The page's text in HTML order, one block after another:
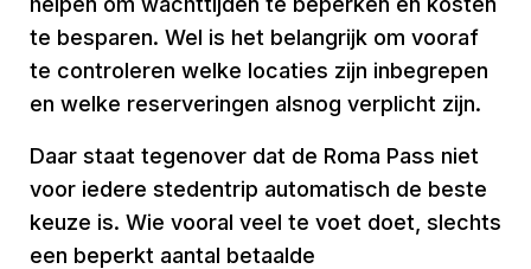
te besparen. Wel is het belangrijk om vooraf
te controleren welke locaties zijn inbegrepen
en welke reserveringen alsnog verplicht zijn.
Daar staat tegenover dat de Roma Pass niet
voor iedere stedentrip automatisch de beste
keuze is. Wie vooral veel te voet doet, slechts
een beperkt aantal betaalde